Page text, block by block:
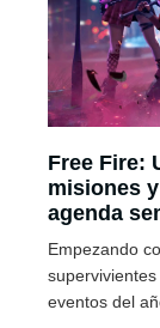
Free Fire:
misiones
agenda
Empezando
eventos del